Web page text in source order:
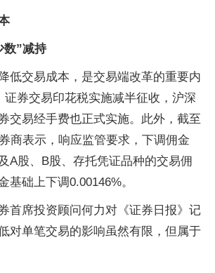
数”减持
低交易成本，是交易端改革的重要内
证券交易印花税实施减半征收，沪深
交易经手费也正式实施。此外，截至
商表示，响应监管要求，下调佣金
A股、B股、存托凭证品种的交易佣
基础上下调0.00146%。
首席投资顾问何力对《证券日报》记
对单笔交易的影响虽然有限，但属于